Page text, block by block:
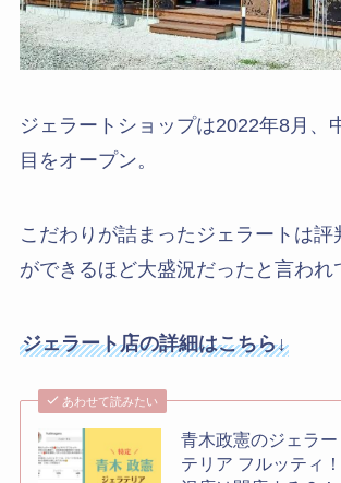
ジェラートショップは2022年8月、
目をオープン。
こだわりが詰まったジェラートは評
ができるほど大盛況だったと言われ
ジェラート店の詳細はこちら↓
あわせて読みたい
青木政憲のジェラ
テリア フルッティ